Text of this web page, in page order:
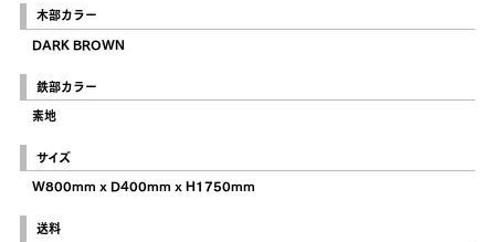
木部カラー
DARK BROWN
鉄部カラー
素地
サイズ
W800mm x D400mm x H1750mm
送料